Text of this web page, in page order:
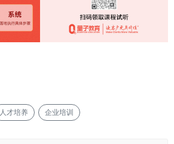
人才培养 企业培训